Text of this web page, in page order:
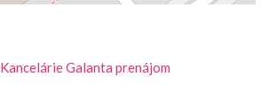
Kancelárie Galanta prenájom